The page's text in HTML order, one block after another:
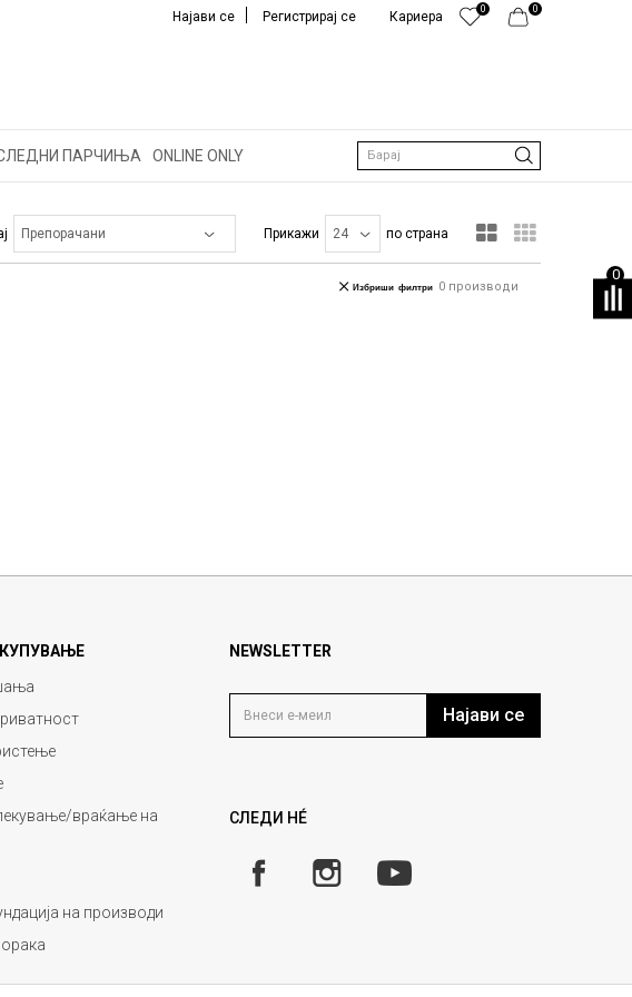
0
0
Кариера
Најави се Регистрирај се
ПАРЧИЊА ONLINE ONLY Барај
0
Прикажи по страна
0 производи
Избриши филтри
враќање на
на производи
NEWSLETTER
Најави се
СЛЕДИ НÉ